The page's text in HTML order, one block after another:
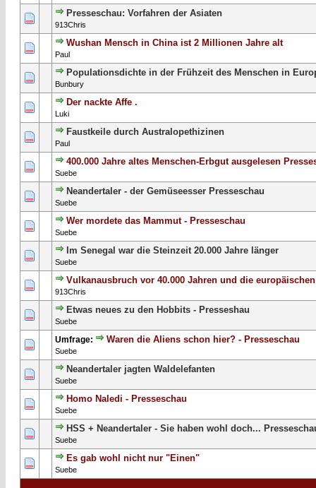
Presseschau: Vorfahren der Asiaten
913Chris
0 Bewertung(en) - 0 von 5 durchschnittlich
1 234 5
Wushan Mensch in China ist 2 Millionen Jahre alt
Paul
0 Bewertung(en) - 0 von 5 durchschnittlich
12345
Populationsdichte in der Frühzeit des Menschen in
Bunbury
0 Bewertung(en) - 0 von 5 durchschnittlich
123 45
Der nackte Affe .
Luki
0 Bewertung(en) - 0 von 5 durchschnittlich
Faustkeile durch Australopethizinen
Paul
0 Bewertung(en) - 0 von 5 durchschnittlich
12345
400.000 Jahre altes Menschen-Erbgut ausgelesen
Suebe
0 Bewertung(en) - 0 von 5 durchschnittlich
12345
Neandertaler - der Gemüseesser Presseschau
Suebe
0 Bewertung(en) - 0 von 5 durchschnittlich
12345
Wer mordete das Mammut - Presseschau
Suebe
0 Bewertung(en) - 0 von 5 durchschnittlich
123 5
Im Senegal war die Steinzeit 20.000 Jahre länger
Suebe
0 Bewertung(en) - 0 von 5 durchschnittlich
12345
Vulkanausbruch vor 40.000 Jahren und die
913Chris
0 Bewertung(en) - 0 von 5 durchschnittlich
12345
Etwas neues zu den Hobbits - Presseshau
Suebe
0 Bewertung(en) - 0 von 5 durchschnittlich
12345
Umfrage: Waren die Aliens schon hier? - Presseschau
Suebe
0 Bewertung(en) - 0 von 5 durchschnittlich
123 45
Neandertaler jagten Waldelefanten
Suebe
0 Bewertung(en) - 0 von 5 durchschnittlich
12345
Homo Naledi - Presseschau
Suebe
0 Bewertung(en) - 0 von 5 durchschnittlich
1234
HSS + Neandertaler - Sie haben wohl doch...
Suebe
0 Bewertung(en) - 0 von 5 durchschnittlich
12 345
Es gab wohl nicht nur "Einen"
Suebe
0 Bewertung(en) - 0 von 5 durchschnittlich
12345